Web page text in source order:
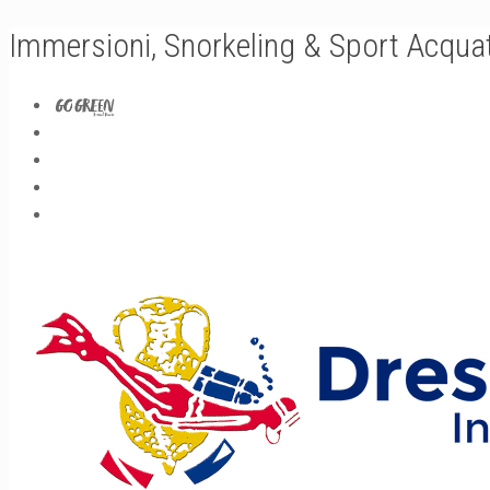
Immersioni, Snorkeling & Sport